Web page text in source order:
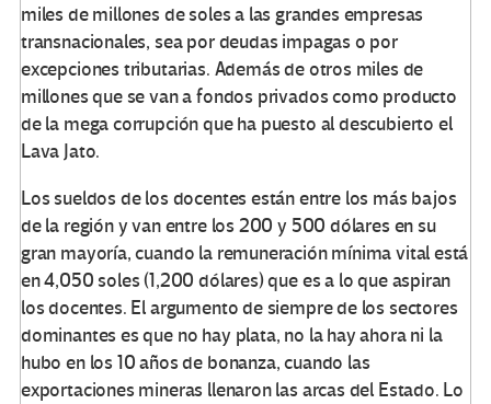
miles de millones de soles a las grandes empresas
transnacionales, sea por deudas impagas o por
excepciones tributarias. Además de otros miles de
millones que se van a fondos privados como producto
de la mega corrupción que ha puesto al descubierto el
Lava Jato.
Los sueldos de los docentes están entre los más bajos
de la región y van entre los 200 y 500 dólares en su
gran mayoría, cuando la remuneración mínima vital está
en 4,050 soles (1,200 dólares) que es a lo que aspiran
los docentes. El argumento de siempre de los sectores
dominantes es que no hay plata, no la hay ahora ni la
hubo en los 10 años de bonanza, cuando las
exportaciones mineras llenaron las arcas del Estado. Lo